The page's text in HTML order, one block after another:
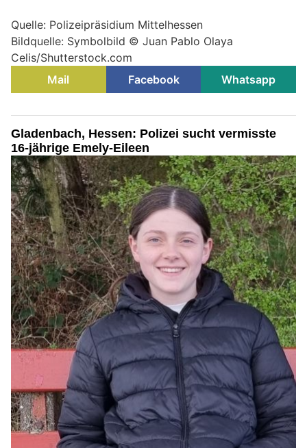
Quelle: Polizeipräsidium Mittelhessen
Bildquelle: Symbolbild © Juan Pablo Olaya
Celis/Shutterstock.com
Mail
Facebook Whatsapp
Gladenbach, Hessen: Polizei sucht vermisste
16-jährige Emely-Eileen